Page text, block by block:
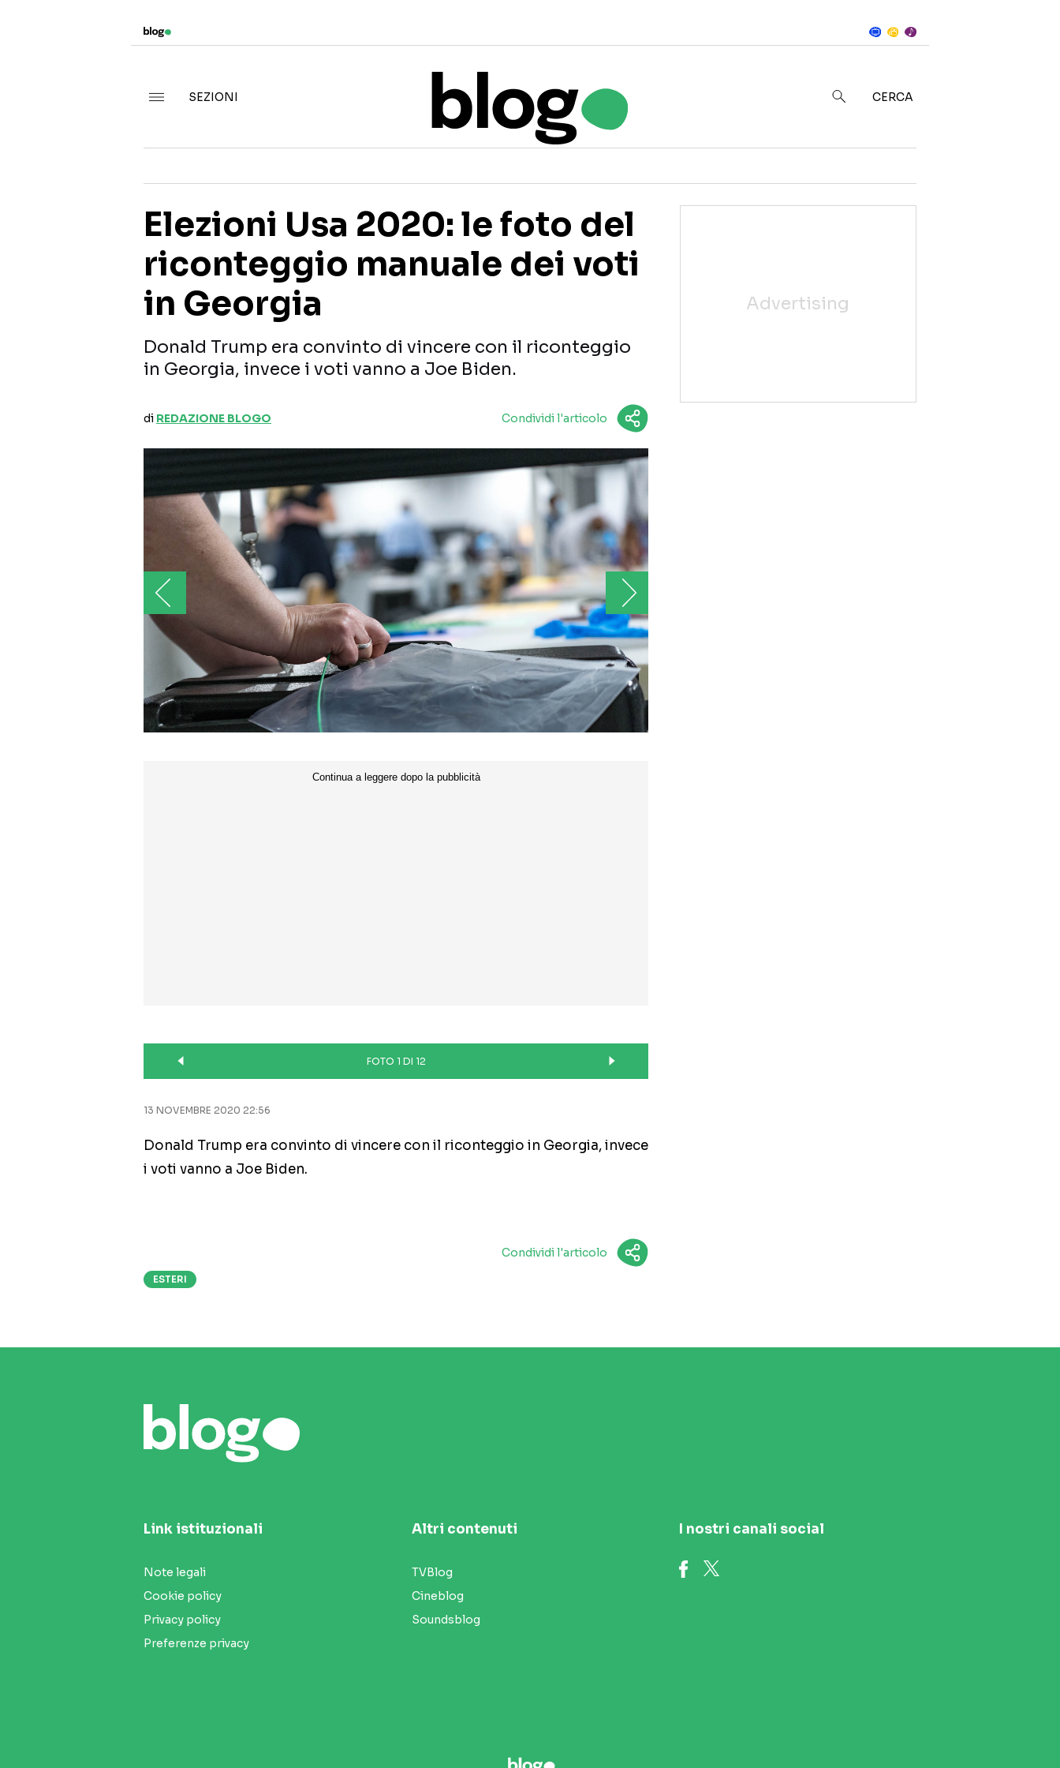
in Notizie
SEZIONI CERCA
Elezioni Usa 2020: le foto del
riconteggio manuale dei voti
in Georgia
Donald Trump era convinto di vincere con il riconteggio
in Georgia, invece i voti vanno a Joe Biden.
di REDAZIONE BLOGO Condividi l'articolo
FOTO 1 DI 12
13 NOVEMBRE 2020 22:56
Donald Trump era convinto di vincere con il riconteggio in Georgia, invece
i voti vanno a Joe Biden.
Condividi l'articolo
ESTERI
Link istituzionali
Note legali
Cookie policy
Privacy policy
Preferenze privacy
Altri contenuti
TVBlog
Cineblog
Soundsblog
I nostri canali social